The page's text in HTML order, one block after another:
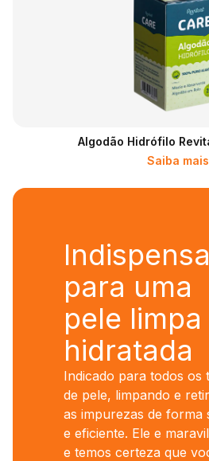
Algodão Hidrófilo
Saiba mais
para uma
pele limpa
hidratada
Indicado para todos os
de pele, limpando e
as impurezas de forma
e eficiente. Ele e
e temos certeza que